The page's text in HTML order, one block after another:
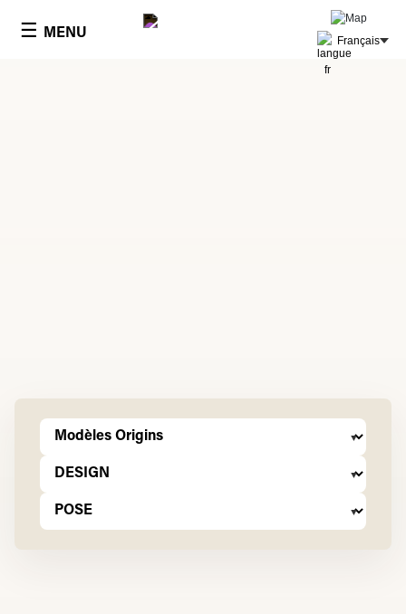
☰ MENU Français
Panneau de gestion des cookies